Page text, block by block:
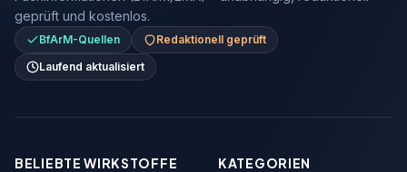
geprüft und kostenlos.
BfArM-Quellen
Redaktionell geprüft
Laufend aktualisiert
BELIEBTE WIRKSTOFFE KATEGORIEN